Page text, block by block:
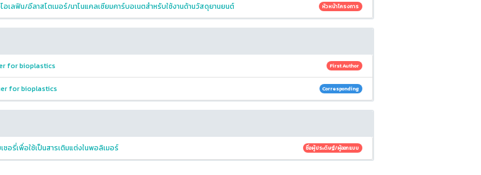
เลฟิน/อีลาสโตเมอร์/นาโนแคลเซียมคาร์บอเนตสำหรับใช้งานด้านวัสดุยานยนต์ หัวหน้าโครงการ
for bioplastics First Author
for bioplastics Corresponding
อรี่เพื่อใช้เป็นสารเติมแต่งในพอลิเมอร์ ชื่อผู้ประดิษฐ์/ผู้ออกแบบ